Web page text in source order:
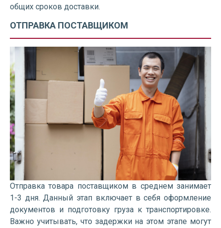
общих сроков доставки.
ОТПРАВКА ПОСТАВЩИКОМ
Отправка товара поставщиком в среднем занимает
1-3 дня. Данный этап включает в себя оформление
документов и подготовку груза к транспортировке.
Важно учитывать, что задержки на этом этапе могут